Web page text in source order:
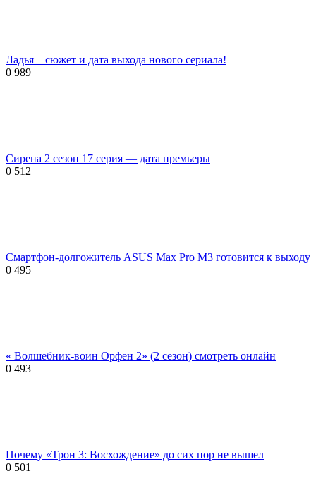
Ладья – сюжет и дата выхода нового сериала!
0 989
Сирена 2 сезон 17 серия — дата премьеры
0 512
Смартфон-долгожитель ASUS Max Pro M3 готовится к выходу
0 495
« Волшебник-воин Орфен 2» (2 сезон) смотреть онлайн
0 493
Почему «Трон 3: Восхождение» до сих пор не вышел
0 501